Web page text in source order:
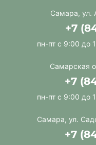
Самара, ул.
+7
пн-пт с 9:00 до
Самарская
+7
пн-пт с 9:00 до
Самара, ул.
+7